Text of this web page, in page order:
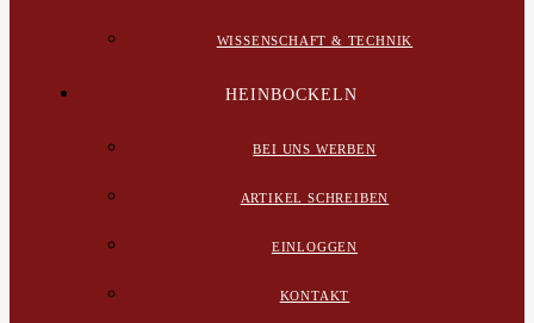
WISSENSCHAFT & TECHNIK
HEINBOCKELN
BEI UNS WERBEN
ARTIKEL SCHREIBEN
EINLOGGEN
KONTAKT